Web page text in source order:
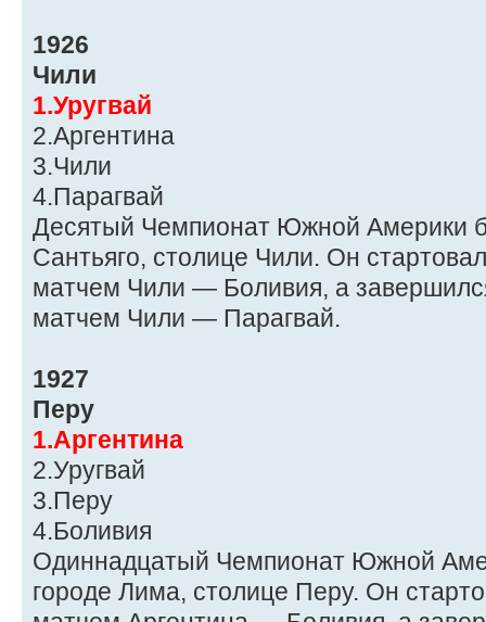
1926
Чили
1.Уругвай
2.Аргентина
3.Чили
4.Парагвай
Десятый Чемпионат Южной Америки
Сантьяго, столице Чили. Он
матчем Чили — Боливия, а
матчем Чили — Парагвай.
1927
Перу
1.Аргентина
2.Уругвай
3.Перу
4.Боливия
Одиннадцатый Чемпионат Южной
городе Лима, столице Перу. Он